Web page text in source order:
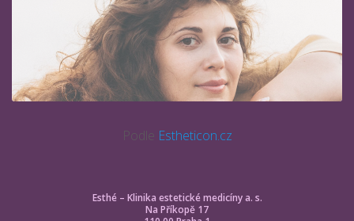
Esthé – Klinika estetické medicíny a. s.
Na Příkopě 17
Podle Estheticon.cz